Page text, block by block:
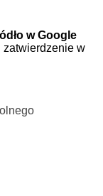
w Google
zatwierdzenie w